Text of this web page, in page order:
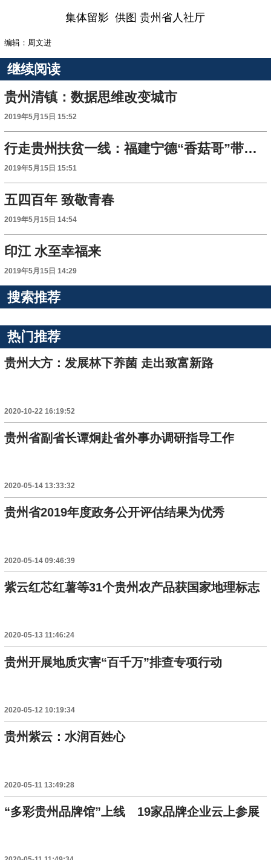
集体留影 供图 贵州省人社厅
编辑：周文进
继续阅读
贵州清镇：数据思维改变城市
2019年5月15日 15:52
行走贵州扶贫一线：福建宁德“香菇哥”带富贵州紫云“香菇嫂”
2019年5月15日 15:51
五四百年 致敬青春
2019年5月15日 14:54
印江 水至幸福来
2019年5月15日 14:29
搜索推荐
热门推荐
贵州大方：发展林下养菌 走出致富新路
2020-10-22 16:19:52
贵州省副省长谭炯赴省外事办调研指导工作
2020-05-14 13:33:32
贵州省2019年度政务公开评估结果为优秀
2020-05-14 09:46:39
紫云红芯红薯等31个贵州农产品获国家地理标志
2020-05-13 11:46:24
贵州开展地质灾害“百千万”排查专项行动
2020-05-12 10:19:34
贵州紫云：水润百姓心
2020-05-11 13:49:28
“多彩贵州品牌馆”上线 19家品牌企业云上参展